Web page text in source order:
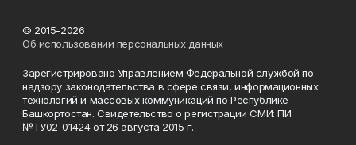
© 2015-2026
Об использовании персональных данных
Зарегистрировано Управлением Федеральной службой по
надзору законодательства в сфере связи, информационных
технологий и массовых коммуникаций по Республике
Башкортостан. Свидетельство о регистрации СМИ: ПИ
№ТУ02-01424 от 26 августа 2015 г.